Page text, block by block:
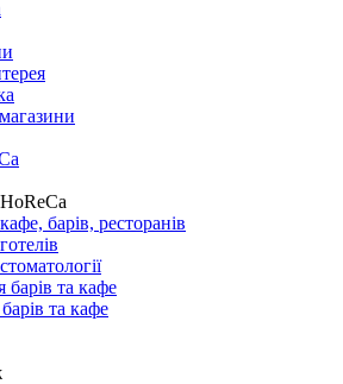
барів, ресторанів
барів та кафе
та кафе